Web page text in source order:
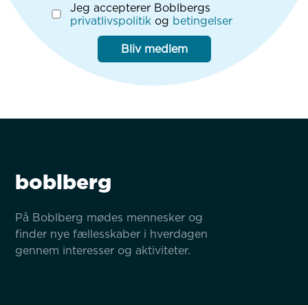
Jeg accepterer Boblbergs
privatlivspolitik og betingelser
Bliv medlem
boblberg
På Boblberg mødes mennesker og
finder nye fællesskaber i hverdagen
gennem interesser og aktiviteter.